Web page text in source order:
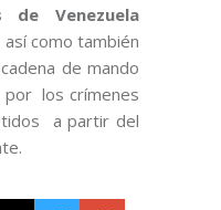
de Venezuela
así como también
de mando
por los crímenes
a partir del